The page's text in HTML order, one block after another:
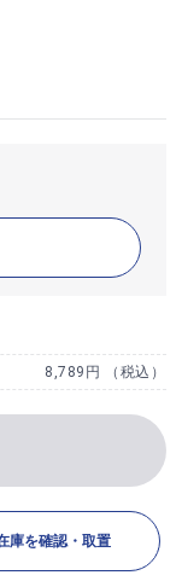
8,789円 （税込）
庫を確認・取置